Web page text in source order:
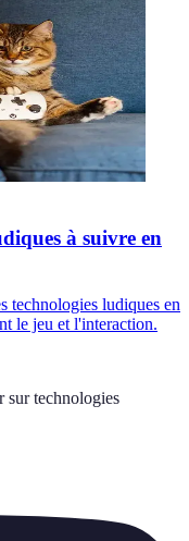
à suivre en
technologies ludiques en
le jeu et l'interaction.
sur technologies